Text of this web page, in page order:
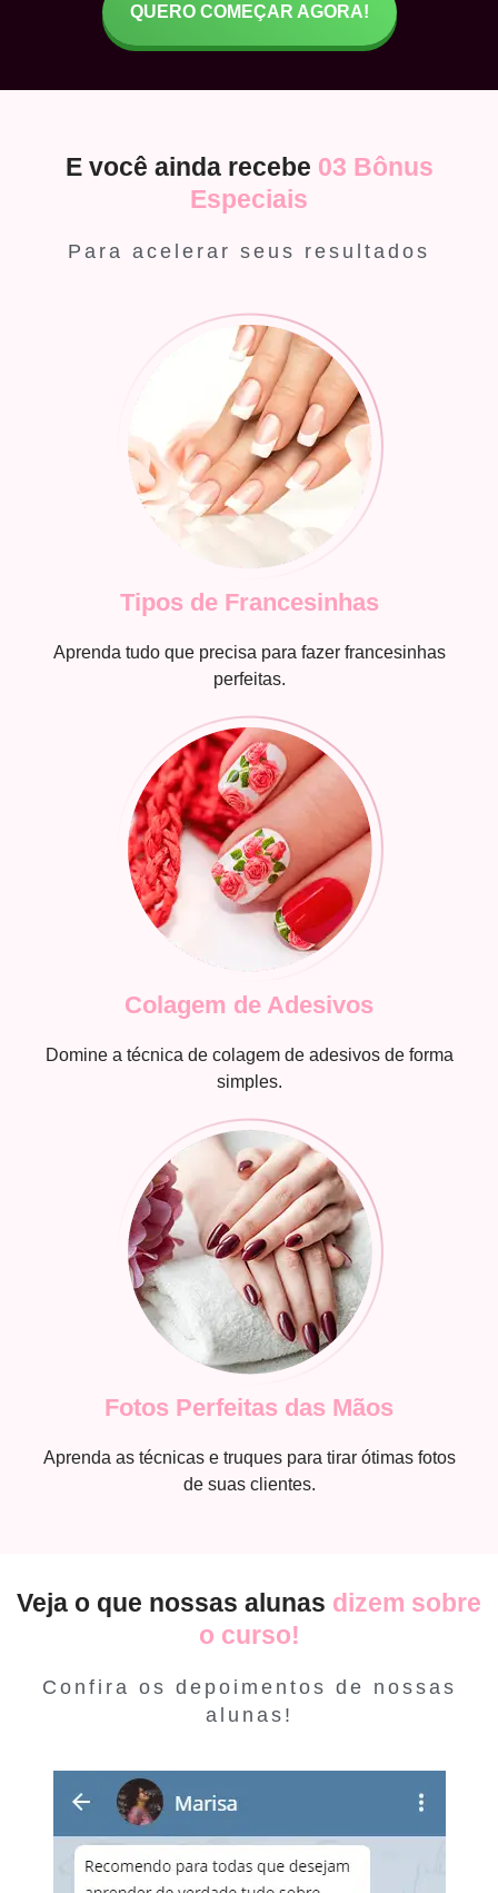
QUERO COMEÇAR AGORA!
E você ainda recebe 03 Bônus
Especiais
Para acelerar seus resultados
Tipos de Francesinhas
Aprenda tudo que precisa para fazer francesinhas
perfeitas.
Colagem de Adesivos
Domine a técnica de colagem de adesivos de forma
simples.
Fotos Perfeitas das Mãos
Aprenda as técnicas e truques para tirar ótimas fotos
de suas clientes.
Veja o que nossas alunas dizem sobre
o curso!
Confira os depoimentos de nossas
alunas!